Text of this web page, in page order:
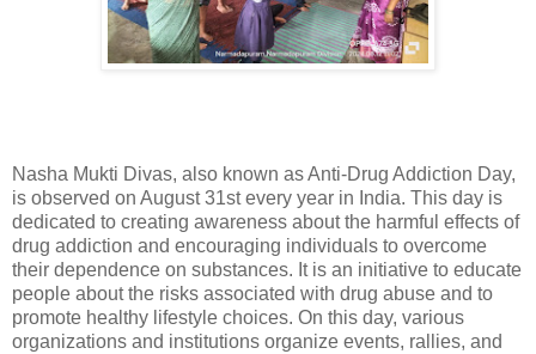
Nasha Mukti Divas, also known as Anti-Drug Addiction Day,
is observed on August 31st every year in India. This day is
dedicated to creating awareness about the harmful effects of
drug addiction and encouraging individuals to overcome
their dependence on substances. It is an initiative to educate
people about the risks associated with drug abuse and to
promote healthy lifestyle choices. On this day, various
organizations and institutions organize events, rallies, and